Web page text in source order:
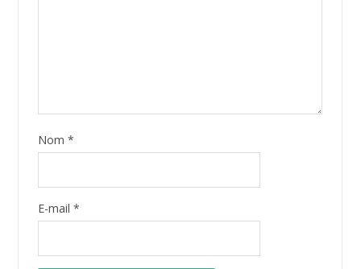
Nom *
E-mail *